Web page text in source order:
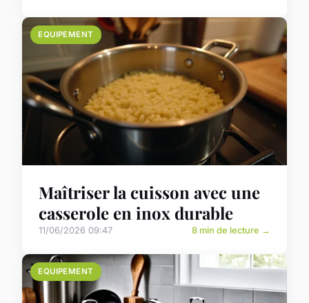
EQUIPEMENT
Maîtriser la cuisson avec une
casserole en inox durable
11/06/2026 09:47 8 min de lecture →
EQUIPEMENT